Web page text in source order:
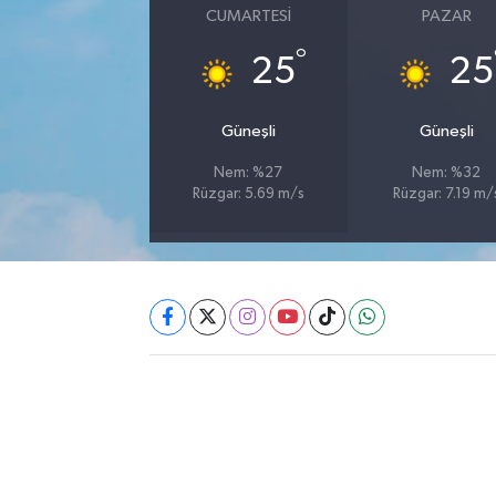
CUMARTESI
25°
Güneşli
Nem: %27
Rüzgar: 5.69 m/s
PAZAR
25
Güneşli
Nem: %32
Rüzgar: 7.19 m/